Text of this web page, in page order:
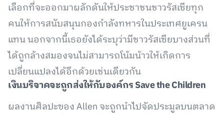
เลือกที่จะออกมาผลักดันให้ประชาชนชาวรัสเซียทุก
คนให้การสนับสนุนกองกำลังทหารในประเทศยูเครน
แทน นอกจากนี้เธอยังได้ระบุว่ามีชาวรัสเซียบางส่วนที่
ได้ถูกล้างสมองจนไม่สามารถโน้มน้าวให้เกิดการ
เปลี่ยนแปลงได้อีกด้วยเช่นเดียวกัน
เงินบริจาคจะถูกส่งให้กับองค์กร Save the Children
ผลงานศิลปะของ Allen จะถูกนำไปจัดประมูลบนตลาด